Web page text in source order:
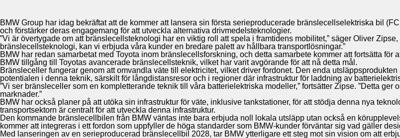
BMW Group har idag bekräftat att de kommer att lansera sin första serieproducerade bränslecellselektriska bil
och förstärker deras engagemang för att utveckla alternativa drivmedelsteknologier.
”Vi är övertygade om att bränslecellsteknologi har en viktig roll att spela i framtidens mobilitet,” säger Oliver
bränslecellsteknologi, kan vi erbjuda våra kunder en bredare palett av hållbara transportlösningar.”
BMW har redan samarbetat med Toyota inom bränslecellsforskning, och detta samarbete kommer att fortsätta
BMW tillgång till Toyotas avancerade bränslecellsteknik, vilket har varit avgörande för att nå detta mål.
Bränsleceller fungerar genom att omvandla väte till elektricitet, vilket driver fordonet. Den enda
potentialen i denna teknik, särskilt för långdistansresor och i regioner där infrastruktur för laddning av
”Vi ser bränsleceller som en kompletterande teknik till våra batterielektriska modeller,” fortsätter Zipse. ”Detta
marknader.”
BMW har också planer på att utöka sin infrastruktur för väte, inklusive tankstationer, för att stödja denna nya
transportsektorn är centralt för att utveckla denna infrastruktur.
Den kommande bränslecellbilen från BMW väntas inte bara erbjuda noll lokala utsläpp utan också en
kommer att integreras i ett fordon som uppfyller de höga standarder som BMW-kunder förväntar sig vad gäller
Med lanseringen av en serieproducerad bränslecellbil 2028, tar BMW ytterligare ett steg mot sin vision om att